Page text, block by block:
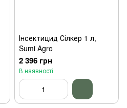
Інсектицид Сілкер 1 л,
Sumi Agro
2 396 грн
В наявності